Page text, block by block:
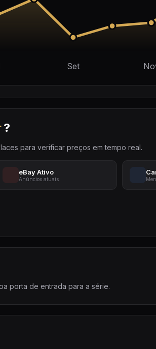
Set
?
para verificar preços em tempo real.
eBay Ativo
Anúncios atuais
porta de entrada para a série.